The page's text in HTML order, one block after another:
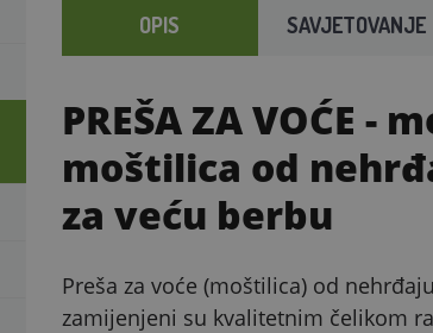
OPIS SAVJETOVANJE
PREŠA ZA VOĆE
moštilica od
za veću berbu
Preša za voće (moštilica) od
zamijenjeni su kvalitetnim čelikom